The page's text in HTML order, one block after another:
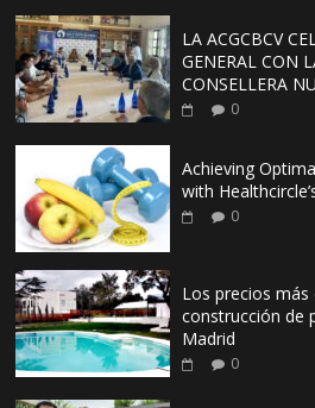
LA ACGCBCV
GENERAL CON
CONSELLERA
0
Achieving
with
0
Los precios
construcción de
Madrid
0